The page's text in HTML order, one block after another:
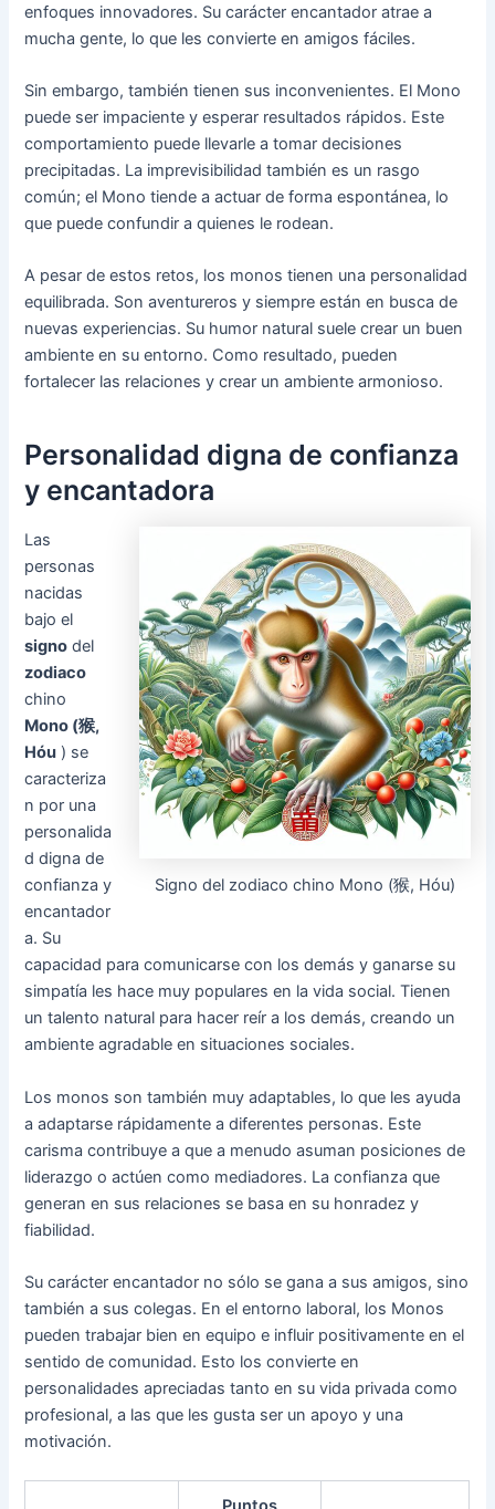
enfoques innovadores. Su carácter encantador atrae a
mucha gente, lo que les convierte en amigos fáciles.
Sin embargo, también tienen sus inconvenientes. El Mono
puede ser impaciente y esperar resultados rápidos. Este
comportamiento puede llevarle a tomar decisiones
precipitadas. La imprevisibilidad también es un rasgo
común; el Mono tiende a actuar de forma espontánea, lo
que puede confundir a quienes le rodean.
A pesar de estos retos, los monos tienen una personalidad
equilibrada. Son aventureros y siempre están en busca de
nuevas experiencias. Su humor natural suele crear un buen
ambiente en su entorno. Como resultado, pueden
fortalecer las relaciones y crear un ambiente armonioso.
Personalidad digna de confianza
y encantadora
Signo del zodiaco chino Mono (猴, Hóu)
Las
personas
nacidas
bajo el
signo del
zodiaco
chino
Mono (猴,
Hóu ) se
caracteriza
n por una
personalida
d digna de
confianza y
encantador
a. Su
capacidad para comunicarse con los demás y ganarse su
simpatía les hace muy populares en la vida social. Tienen
un talento natural para hacer reír a los demás, creando un
ambiente agradable en situaciones sociales.
Los monos son también muy adaptables, lo que les ayuda
a adaptarse rápidamente a diferentes personas. Este
carisma contribuye a que a menudo asuman posiciones de
liderazgo o actúen como mediadores. La confianza que
generan en sus relaciones se basa en su honradez y
fiabilidad.
Su carácter encantador no sólo se gana a sus amigos, sino
también a sus colegas. En el entorno laboral, los Monos
pueden trabajar bien en equipo e influir positivamente en el
sentido de comunidad. Esto los convierte en
personalidades apreciadas tanto en su vida privada como
profesional, a las que les gusta ser un apoyo y una
motivación.